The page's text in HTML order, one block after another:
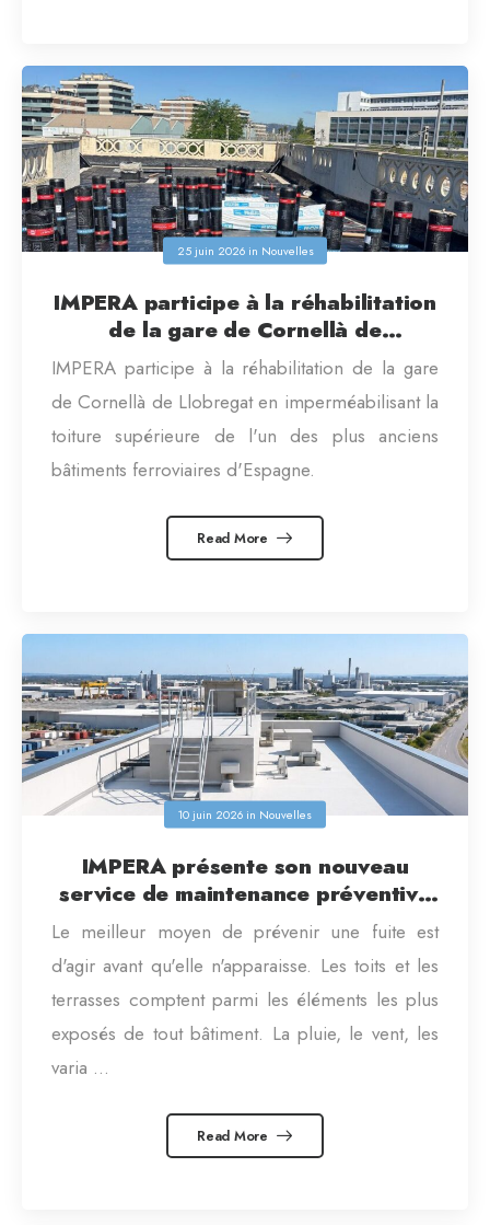
25 juin 2026in Nouvelles
IMPERA participe à la réhabilitation
de la gare de Cornellà de
Llobregat, l’une des plus anciennes
gares ferroviaires d’Espagne.
IMPERA participe à la réhabilitation de la gare
de Cornellà de Llobregat en imperméabilisant la
toiture supérieure de l'un des plus anciens
bâtiments ferroviaires d'Espagne.
Read More
10 juin 2026 in Nouvelles
IMPERA présente son nouveau
service de maintenance préventive
pour les collectivités et les
bâtiments industriels
Le meilleur moyen de prévenir une fuite est
d'agir avant qu'elle n'apparaisse. Les toits et les
terrasses comptent parmi les éléments les plus
exposés de tout bâtiment. La pluie, le vent, les
varia ...
Read More